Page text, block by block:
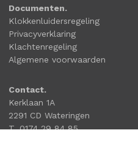
Documenten.
Klokkenluidersregeling
Privacyverklaring
Klachtenregeling
Algemene voorwaarden
Contact.
Kerklaan 1A
2291 CD Wateringen
T. 0174 29 84 85